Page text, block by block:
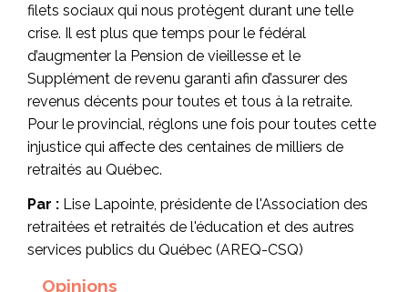
filets sociaux qui nous protègent durant une telle
crise. Il est plus que temps pour le fédéral
d’augmenter la Pension de vieillesse et le
Supplément de revenu garanti afin d’assurer des
revenus décents pour toutes et tous à la retraite.
Pour le provincial, réglons une fois pour toutes cette
injustice qui affecte des centaines de milliers de
retraités au Québec.
Par : Lise Lapointe, présidente de l'Association des
retraitées et retraités de l'éducation et des autres
services publics du Québec (AREQ-CSQ)
Opinions